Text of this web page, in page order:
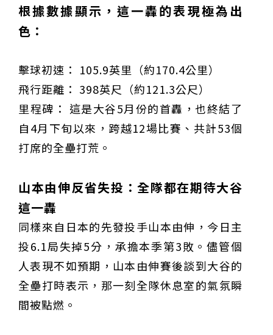
根據數據顯示，這一轟的表現極為出
色：
擊球初速： 105.9英里（約170.4公里）
飛行距離： 398英尺（約121.3公尺）
里程碑： 這是大谷5月份的首轟，也終結了
自4月下旬以來，跨越12場比賽、共計53個
打席的全壘打荒。
山本由伸反省失投：全隊都在期待大谷
這一轟
同樣來自日本的先發投手山本由伸，今日主
投6.1局失掉5分，承擔本季第3敗。儘管個
人表現不如預期，山本由伸賽後談到大谷的
全壘打時表示，那一刻全隊休息室的氣氛瞬
間被點燃。